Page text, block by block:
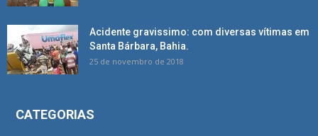
Acidente gravissimo: com diversas vítimas em
Santa Bárbara, Bahia.
25 de novembro de 2018
CATEGORIAS